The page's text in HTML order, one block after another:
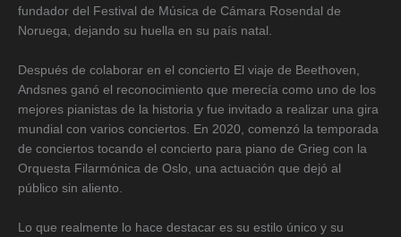
fundador del Festival de Música de Cámara Rosendal de
Noruega, dejando su huella en su país natal.
Después de colaborar en el concierto El viaje de Beethoven,
Andsnes ganó el reconocimiento que merecía como uno de los
mejores pianistas de la historia y fue invitado a realizar una gira
mundial con varios conciertos. En 2020, comenzó la temporada
de conciertos tocando el concierto para piano de Grieg con la
Orquesta Filarmónica de Oslo, una actuación que dejó al
público sin aliento.
Lo que realmente lo hace destacar es su estilo único y su